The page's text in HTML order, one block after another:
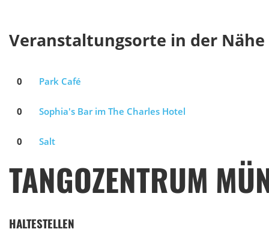
Veranstaltungsorte in der Nähe
0 Park Café
0 Sophia's Bar im The Charles Hotel
0 Salt
TANGOZENTRUM
HALTESTELLEN